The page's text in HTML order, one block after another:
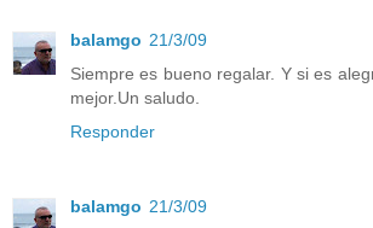
balamgo 21/3/09
Siempre es bueno regalar. Y si es
mejor.Un saludo.
Responder
balamgo 21/3/09